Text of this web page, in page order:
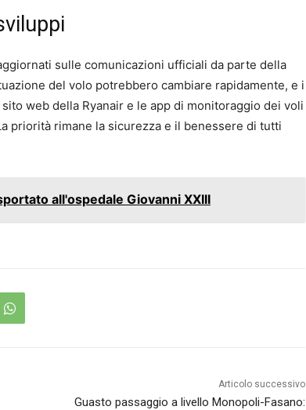
sulle comunicazioni ufficiali da parte della
del volo potrebbero cambiare rapidamente, e i
web della Ryanair e le app di monitoraggio dei voli
priorità rimane la sicurezza e il benessere di tutti
all'ospedale Giovanni XXIII
Articolo successivo
Guasto passaggio a livello Monopoli-Fasano: